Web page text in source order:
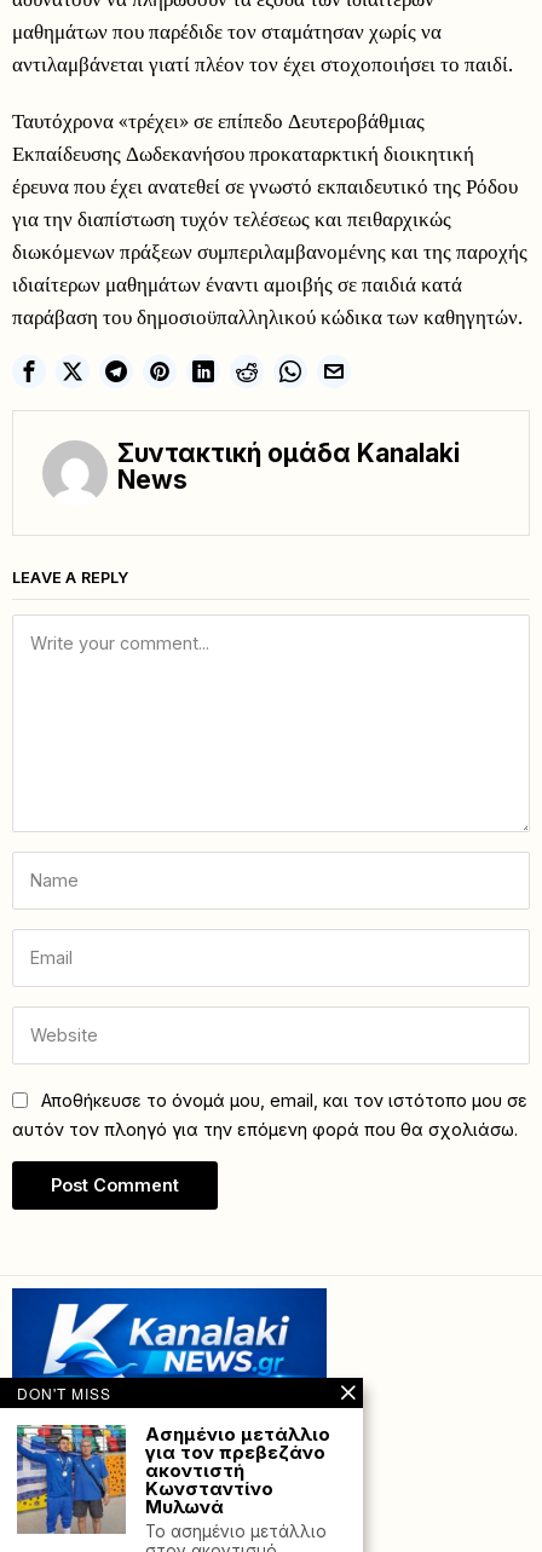
μαθημάτων που παρέδιδε τον σταμάτησαν χωρίς να
αντιλαμβάνεται γιατί πλέον τον έχει στοχοποιήσει το παιδί.
Ταυτόχρονα «τρέχει» σε επίπεδο Δευτεροβάθμιας
Εκπαίδευσης Δωδεκανήσου προκαταρκτική διοικητική
έρευνα που έχει ανατεθεί σε γνωστό εκπαιδευτικό της Ρόδου
για την διαπίστωση τυχόν τελέσεως και πειθαρχικώς
διωκόμενων πράξεων συμπεριλαμβανομένης και της παροχής
ιδιαίτερων μαθημάτων έναντι αμοιβής σε παιδιά κατά
παράβαση του δημοσιοϋπαλληλικού κώδικα των καθηγητών.
Συντακτική ομάδα Kanalaki
News
LEAVE A REPLY
Αποθήκευσε το όνομά μου, email, και τον ιστότοπο μου σε
αυτόν τον πλοηγό για την επόμενη φορά που θα σχολιάσω.
DON'T MISS
Ασημένιο μετάλλιο
για τον πρεβεζάνο
ακοντιστή
Κωνσταντίνο
Μυλωνά
Το ασημένιο μετάλλιο